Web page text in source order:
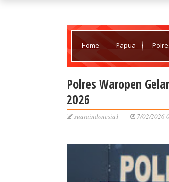
Home Papua
Polres Waropen
2026
suaraindonesia1 7/02/2026